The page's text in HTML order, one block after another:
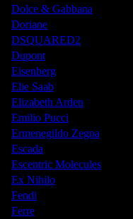
Dolce & Gabbana
Doriane
DSQUARED2
Dupont
Eisenberg
Elie Saab
Elizabeth Arden
Emilio Pucci
Ermenegildo Zegna
Escada
Escentric Molecules
Ex Nihilo
Fendi
Ferre